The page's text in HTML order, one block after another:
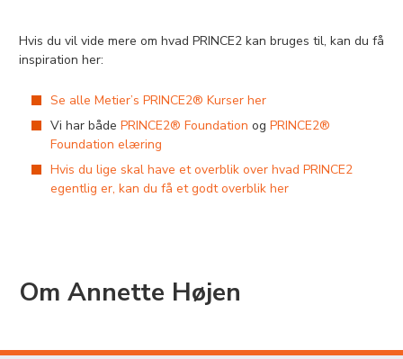
Hvis du vil vide mere om hvad PRINCE2 kan bruges til, kan du få
inspiration her:
Se alle Metier’s PRINCE2® Kurser her
Vi har både PRINCE2® Foundation og PRINCE2®
Foundation elæring
Hvis du lige skal have et overblik over hvad PRINCE2
egentlig er, kan du få et godt overblik her
Om Annette Højen